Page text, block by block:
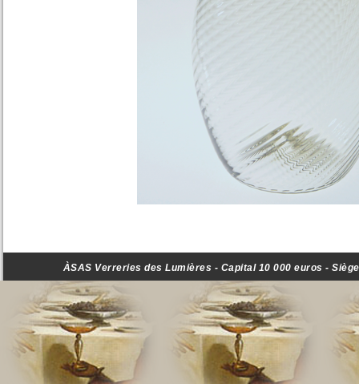
ÀSAS Verreries des Lumières - Capital 10 000 euros -